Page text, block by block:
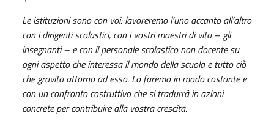
Le istituzioni sono con voi: lavoreremo l’uno accanto all’altro
con i dirigenti scolastici, con i vostri maestri di vita – gli
insegnanti – e con il personale scolastico non docente su
ogni aspetto che interessa il mondo della scuola e tutto ciò
che gravita attorno ad esso. Lo faremo in modo costante e
con un confronto costruttivo che si tradurrà in azioni
concrete per contribuire alla vostra crescita.